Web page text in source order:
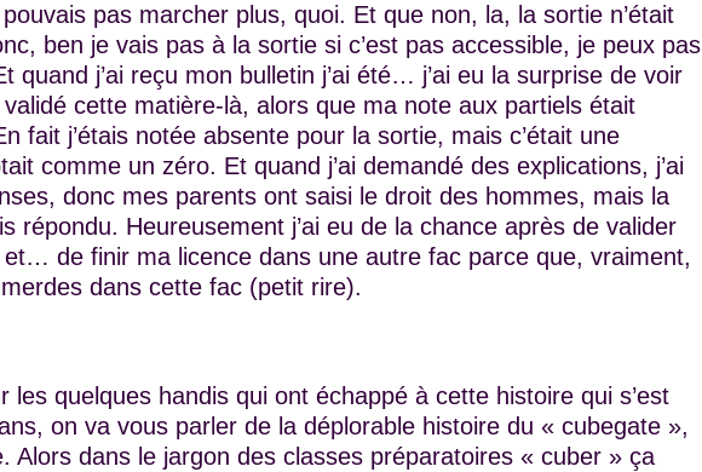
pas marcher plus, quoi. Et que non, la, la sortie n’était
ben je vais pas à la sortie si c’est pas accessible, je peux pas
quand j’ai reçu mon bulletin j’ai été… j’ai eu la surprise de voir
validé cette matière-là, alors que ma note aux partiels était
fait j’étais notée absente pour la sortie, mais c’était une
comme un zéro. Et quand j’ai demandé des explications, j’ai
donc mes parents ont saisi le droit des hommes, mais la
répondu. Heureusement j’ai eu de la chance après de valider
de finir ma licence dans une autre fac parce que, vraiment,
dans cette fac (petit rire).
les quelques handis qui ont échappé à cette histoire qui s’est
on va vous parler de la déplorable histoire du « cubegate »,
Alors dans le jargon des classes préparatoires « cuber » ça